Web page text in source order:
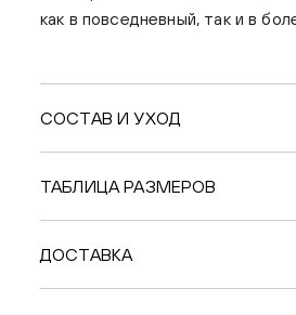
как в повседневный, так и в
СОСТАВ И УХОД
ТАБЛИЦА РАЗМЕРОВ
ДОСТАВКА